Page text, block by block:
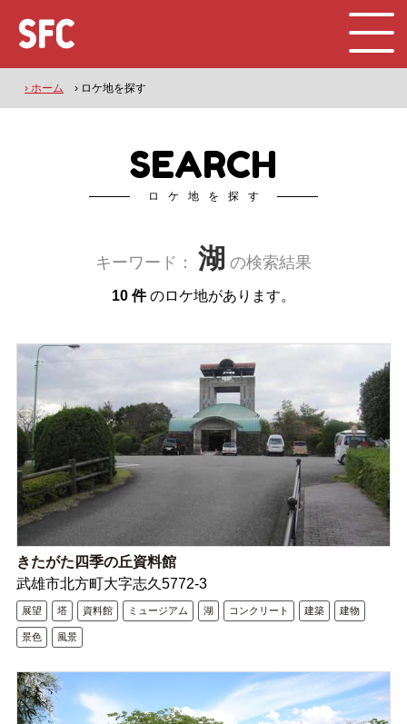
› ホーム › ロケ地を探す
SEARCH
ロケ地を探す
キーワード： 湖 の検索結果
10 件のロケ地があります。
きたがた四季の丘資料館
武雄市北方町大字志久5772-3
展望 塔 資料館 ミュージアム 湖 コンクリート 建築 建物
景色 風景